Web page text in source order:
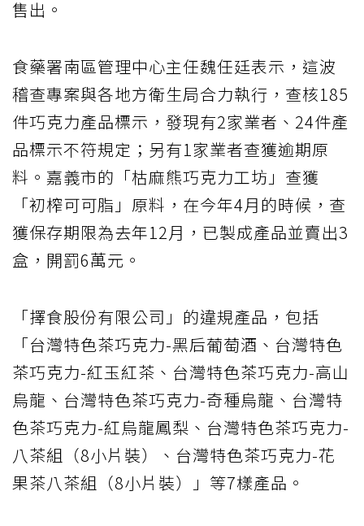
售出。
食藥署南區管理中心主任魏任廷表示，這波
稽查專案與各地方衛生局合力執行，查核185
件巧克力產品標示，發現有2家業者、24件產
品標示不符規定；另有1家業者查獲逾期原
料。嘉義市的「枯麻熊巧克力工坊」查獲
「初榨可可脂」原料，在今年4月的時候，查
獲保存期限為去年12月，已製成產品並賣出3
盒，開罰6萬元。
「擇食股份有限公司」的違規產品，包括
「台灣特色茶巧克力-黑后葡萄酒、台灣特色
茶巧克力-紅玉紅茶、台灣特色茶巧克力-高山
烏龍、台灣特色茶巧克力-奇種烏龍、台灣特
色茶巧克力-紅烏龍鳳梨、台灣特色茶巧克力-
八茶組（8小片裝）、台灣特色茶巧克力-花
果茶八茶組（8小片裝）」等7樣產品。